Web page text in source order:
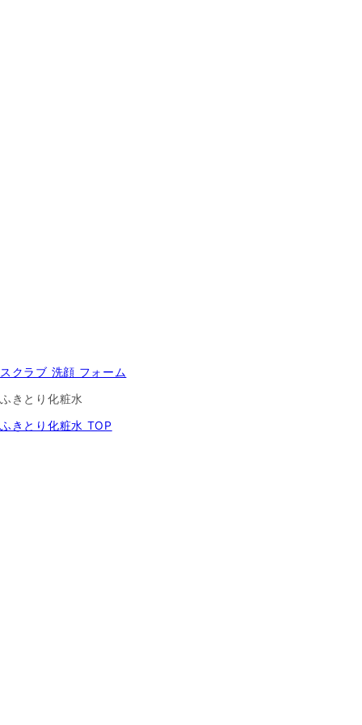
スクラブ 洗顔 フォーム
ふきとり化粧水
ふきとり化粧水 TOP